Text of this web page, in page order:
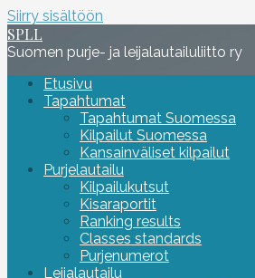
Siirry sisältöön
SPLL
Suomen purje- ja leijalautailuliitto ry
Etusivu
Tapahtumat
Tapahtumat Suomessa
Kilpailut Suomessa
Kansainväliset kilpailut
Purjelautailu
Kilpailukutsut
Kisaraportit
Ranking results
Classes standards
Purjenumerot
Leijalautailu